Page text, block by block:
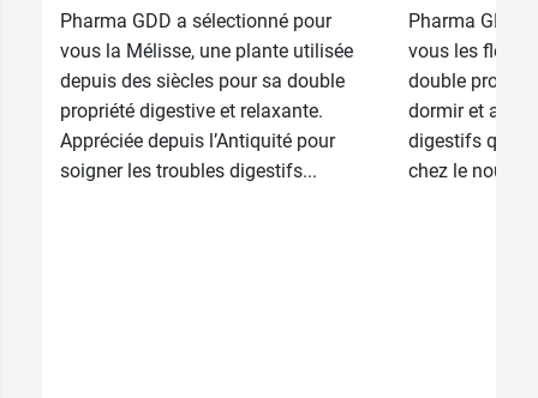
Pharma GDD a sélectionné pour
vous la Mélisse, une plante utilisée
depuis des siècles pour sa double
propriété digestive et relaxante.
Appréciée depuis l’Antiquité pour
soigner les troubles digestifs...
Pharma GDD
vous les fleurs
double
dormir et
digestifs que
chez le